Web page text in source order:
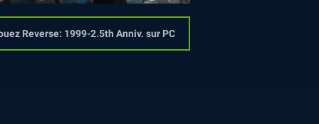
Reverse: 1999-2.5th Anniv. sur PC